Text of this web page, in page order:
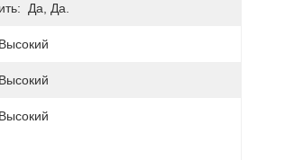
Да, Да.
Высокий
Высокий
Высокий